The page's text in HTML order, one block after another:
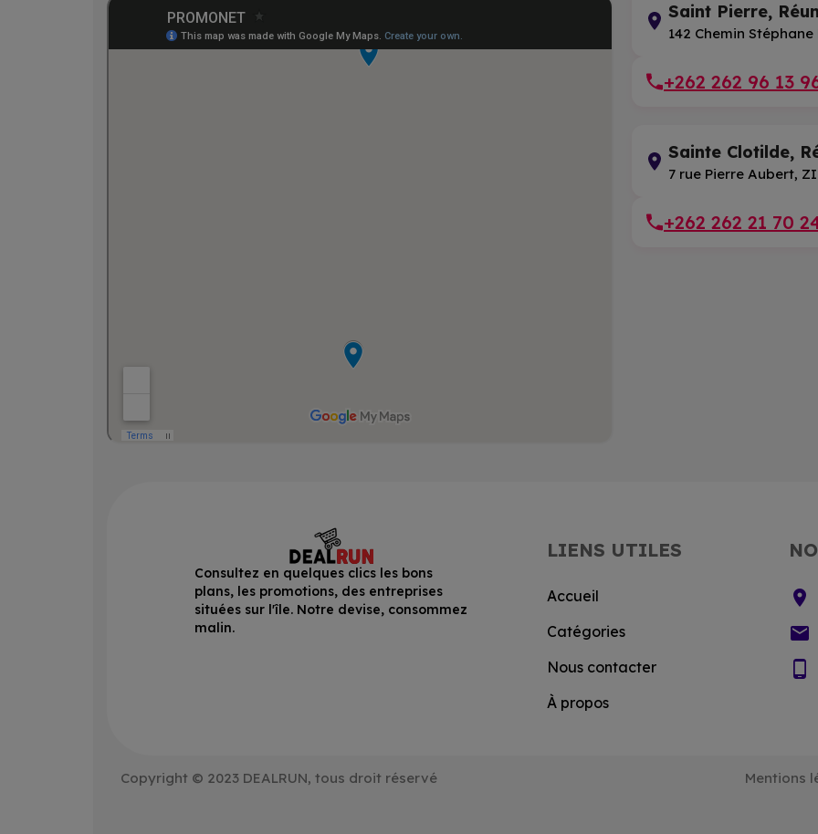
Saint Pierre,
142 Chemin
+262 262 96 13
Sainte Clotilde,
7 rue Pierre Aubert,
+262 262 21 70
Consultez en quelques clics les bons
plans, les promotions, des entreprises
situées sur l'île. Notre devise, consommez
malin.
LIENS UTILES
Accueil
Catégories
Nous contacter
À propos
location_on
email
phone_android
Copyright © 2023 DEALRUN, tous droit réservé
Mentions